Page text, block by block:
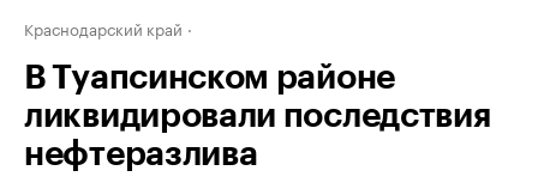
Краснодарский край
В Туапсинском районе
ликвидировали последствия
нефтеразлива